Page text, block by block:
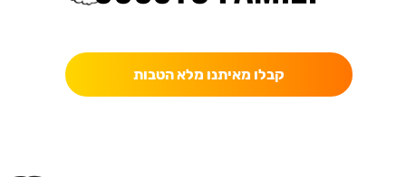
קבלו מאיתנו מלא הטבות